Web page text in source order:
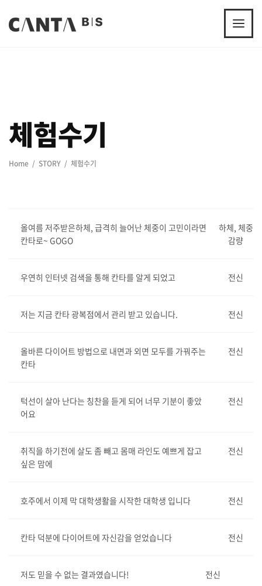
체험수기
Home STORY 체험수기
올여름 저주받은하체, 급격히 늘어난 체중이 고민이라면
칸타로~ GOGO
하체, 체중
감량
우연히 인터넷 검색을 통해 칸타를 알게 되었고 전신
저는 지금 칸타 광복점에서 관리 받고 있습니다. 전신
올바른 다이어트 방법으로 내면과 외면 모두를 가꿔주는
칸타
전신
턱선이 살아 난다는 칭찬을 듣게 되어 너무 기분이 좋았
어요
전신
취직을 하기전에 살도 좀 빼고 몸매 라인도 예쁘게 잡고
싶은 맘에
전신
호주에서 이제 막 대학생활을 시작한 대학생 입니다 전신
칸타 덕분에 다이어트에 자신감을 얻었습니다 전신
저도 믿을 수 없는 결과였습니다! 전신